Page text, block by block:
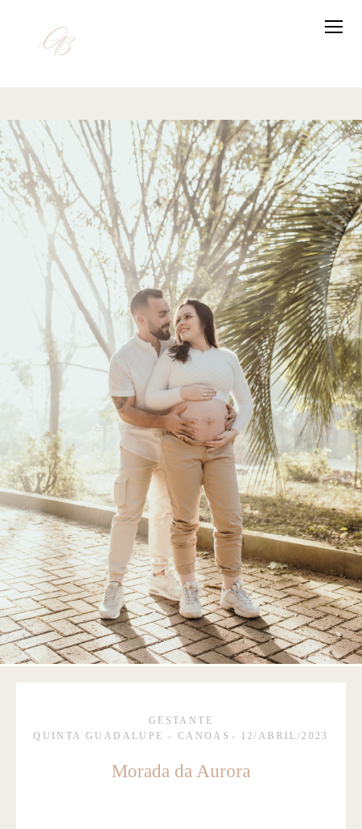
GESTANTE
QUINTA GUADALUPE - CANOAS
12/ABRIL/2023
Morada da Aurora